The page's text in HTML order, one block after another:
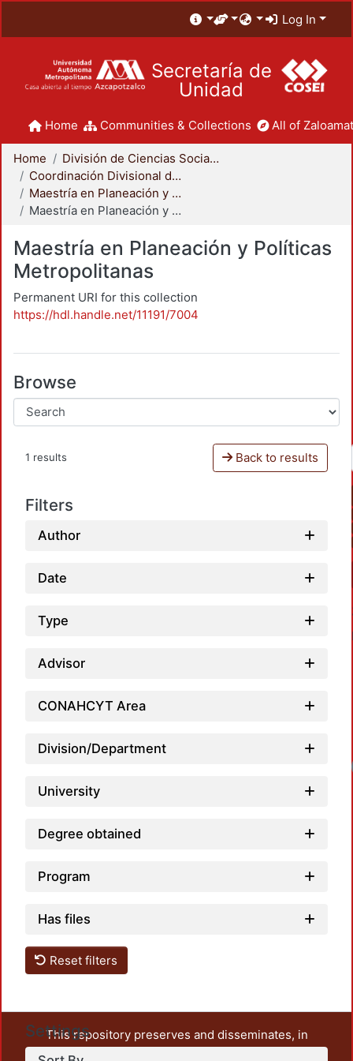
Log In
Secretaría de
Unidad
Home Communities & Collections All of
Home
División de Ciencias Sociales y Humanidades
Coordinación Divisional de Posgrado
Maestría en Planeación y Políticas Metropolitanas
Maestría en Planeación y Políticas Metropolitanas
Maestría en Planeación y Políticas
Metropolitanas
Permanent URI for this collection
https://hdl.handle.net/11191/7004
Browse
1 results Back to results
Filters
Author
Date
Type
Advisor
CONAHCYT Area
Division/Department
University
Degree obtained
Program
Has files
Reset filters
Settings
This repository preserves and disseminates, in
unrestricted open access, the teaching and research